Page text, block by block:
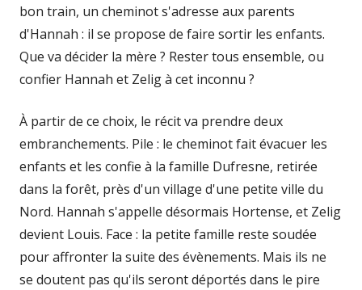
bon train, un cheminot s'adresse aux parents
d'Hannah : il se propose de faire sortir les enfants.
Que va décider la mère ? Rester tous ensemble, ou
confier Hannah et Zelig à cet inconnu ?
À partir de ce choix, le récit va prendre deux
embranchements. Pile : le cheminot fait évacuer les
enfants et les confie à la famille Dufresne, retirée
dans la forêt, près d'un village d'une petite ville du
Nord. Hannah s'appelle désormais Hortense, et Zelig
devient Louis. Face : la petite famille reste soudée
pour affronter la suite des évènements. Mais ils ne
se doutent pas qu'ils seront déportés dans le pire